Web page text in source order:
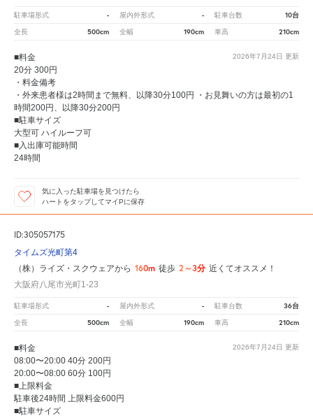
駐車場形式 - 屋内外形式 - 駐車台数 10台
全長 500cm 全幅 190cm 車高 210cm
2026年7月24日 更新
■料金
20分 300円
・料金備考
・外来患者様は2時間まで無料、以降30分100円 ・お見舞いの方は最初の1
時間200円、以降30分200円
■駐車サイズ
大型可 ハイルーフ可
■入出庫可能時間
24時間
気に入った駐車場を見つけたら
ハートをタップしてマイPに保存
ID:305057175
タイムズ光町第4
（株）ライズ・スクウェアから 160m 徒歩 2～3分 近くてオススメ！
大阪府八尾市光町1-23
駐車場形式 - 屋内外形式 - 駐車台数 36台
全長 500cm 全幅 190cm 車高 210cm
2026年7月24日 更新
■料金
08:00〜20:00 40分 200円
20:00〜08:00 60分 100円
■上限料金
駐車後24時間 上限料金600円
■駐車サイズ